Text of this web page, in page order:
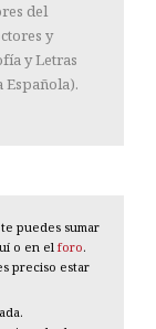
del
y
y Letras
Española).
puedes sumar
o en el foro.
preciso estar